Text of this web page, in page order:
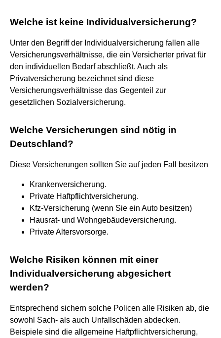
Welche ist keine Individualversicherung?
Unter den Begriff der Individualversicherung fallen alle
Versicherungsverhältnisse, die ein Versicherter privat für
den individuellen Bedarf abschließt. Auch als
Privatversicherung bezeichnet sind diese
Versicherungsverhältnisse das Gegenteil zur
gesetzlichen Sozialversicherung.
Welche Versicherungen sind nötig in
Deutschland?
Diese Versicherungen sollten Sie auf jeden Fall besitzen
Krankenversicherung.
Private Haftpflichtversicherung.
Kfz-Versicherung (wenn Sie ein Auto besitzen)
Hausrat- und Wohngebäudeversicherung.
Private Altersvorsorge.
Welche Risiken können mit einer
Individualversicherung abgesichert
werden?
Entsprechend sichern solche Policen alle Risiken ab, die
sowohl Sach- als auch Unfallschäden abdecken.
Beispiele sind die allgemeine Haftpflichtversicherung,